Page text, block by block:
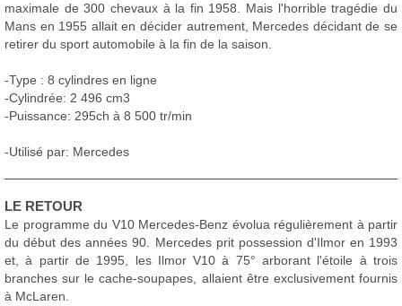
maximale de 300 chevaux à la fin 1958. Mais l'horrible tragédie du
Mans en 1955 allait en décider autrement, Mercedes décidant de se
retirer du sport automobile à la fin de la saison.
-Type : 8 cylindres en ligne
-Cylindrée: 2 496 cm3
-Puissance: 295ch à 8 500 tr/min
-Utilisé par: Mercedes
LE RETOUR
Le programme du V10 Mercedes-Benz évolua régulièrement à partir
du début des années 90. Mercedes prit possession d'Ilmor en 1993
et, à partir de 1995, les Ilmor V10 à 75° arborant l'étoile à trois
branches sur le cache-soupapes, allaient être exclusivement fournis
à McLaren.